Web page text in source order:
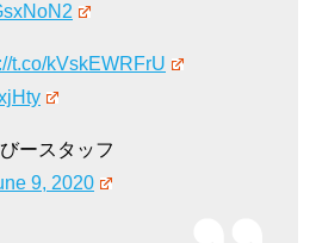
t.co/kVskEWRFrU
ースタッフ
9, 2020